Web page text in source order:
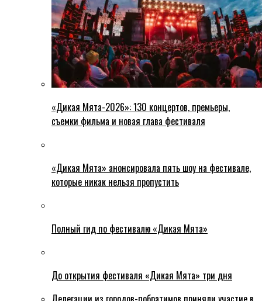
«Дикая Мята-2026»: 130 концертов, премьеры,
съемки фильма и новая глава фестиваля
«Дикая Мята» анонсировала пять шоу на фестивале,
которые никак нельзя пропустить
Полный гид по фестивалю «Дикая Мята»
До открытия фестиваля «Дикая Мята» три дня